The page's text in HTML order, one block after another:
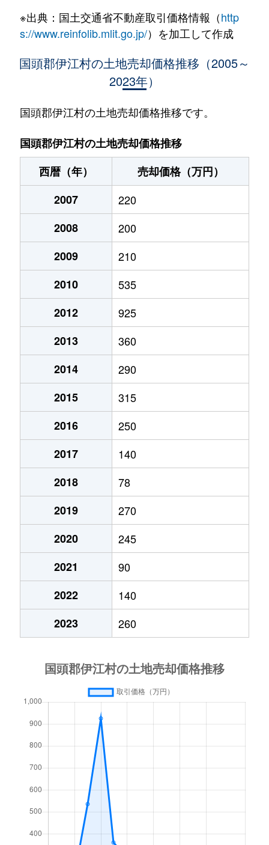
※出典：国土交通省不動産取引価格情報（http
s://www.reinfolib.mlit.go.jp/）を加工して作成
国頭郡伊江村の土地売却価格推移（2005～
2023年）
国頭郡伊江村の土地売却価格推移です。
国頭郡伊江村の土地売却価格推移
西暦（年）
売却価格（万円）
2007
220
2008
200
2009
210
2010
535
2012
925
2013
360
2014
290
2015
315
2016
250
2017
140
2018
78
2019
270
2020
245
2021
90
2022
140
2023
260